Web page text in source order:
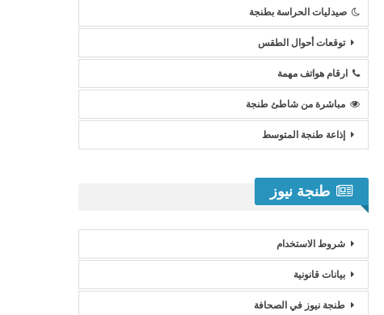
صيدليات الحراسة بطنجة
توقعات أحوال الطقس
ارقام هواتف مهمة
مباشرة من شاطئ طنجة
إذاعة طنجة المتوسط
طنجة نيوز
شروط الاستخدام
بيانات قانونية
طنجة نيوز في الصحافة